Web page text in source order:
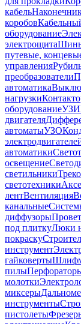
кабель
коробов
оборудование
электрощитаШины
путевые,
управления
преобразователи
автоматика
нагрузки
оборудование
двигателя
автоматыУЗО
автоматики
освещение
светильники
светотехники
лентВентиляция
канальные
диффузоры
под плиткуЛюки
покраску
инструмент
гайковерты
пилы
молотки
миксеры
инструменты
пистолеты